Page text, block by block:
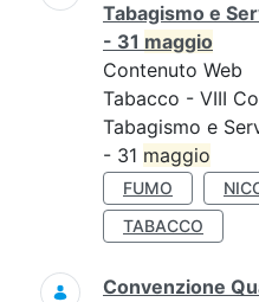
Tabagismo e
- 31 maggio
Contenuto Web
Tabacco - VIII
Tabagismo e
- 31 maggio
FUMO
TABACCO
Convenzione